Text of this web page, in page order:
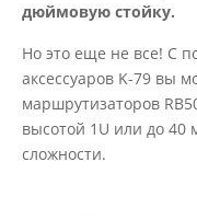
дюймовую стойку.
Но это еще не все! С
аксессуаров K-79 вы
маршрутизаторов
высотой 1U или до
сложности.